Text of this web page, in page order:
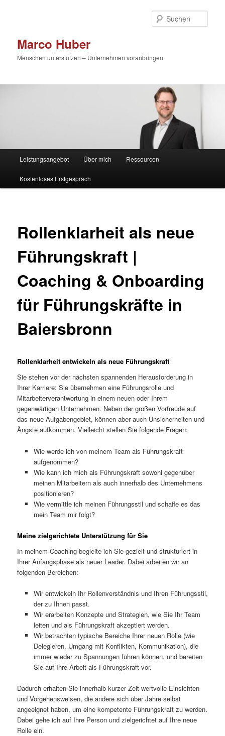
Marco Huber
Menschen unterstützen – Unternehmen voranbringen
Leistungsangebot Über mich Ressourcen
Kostenloses Erstgespräch
Rollenklarheit als neue
Führungskraft |
Coaching & Onboarding
für Führungskräfte in
Baiersbronn
Rollenklarheit entwickeln als neue Führungskraft
Sie stehen vor der nächsten spannenden Herausforderung in
Ihrer Karriere: Sie übernehmen eine Führungsrolle und
Mitarbeiterverantwortung in einem neuen oder Ihrem
gegenwärtigen Unternehmen. Neben der großen Vorfreude auf
das neue Aufgabengebiet, können aber auch Unsicherheiten und
Ängste aufkommen. Vielleicht stellen Sie folgende Fragen:
Wie werde ich von meinem Team als Führungskraft
aufgenommen?
Wie kann ich mich als Führungskraft sowohl gegenüber
meinen Mitarbeitern als auch innerhalb des Unternehmens
positionieren?
Wie vermittle ich meinen Führungsstil und schaffe es das
mein Team mir folgt?
Meine zielgerichtete Unterstützung für Sie
In meinem Coaching begleite ich Sie gezielt und strukturiert in
Ihrer Anfangsphase als neuer Leader. Dabei arbeiten wir an
folgenden Bereichen:
Wir entwickeln Ihr Rollenverständnis und Ihren Führungsstil,
der zu Ihnen passt.
Wir erarbeiten Konzepte und Strategien, wie Sie Ihr Team
leiten und als Führungskraft akzeptiert werden.
Wir betrachten typische Bereiche Ihrer neuen Rolle (wie
Delegieren, Umgang mit Konflikten, Kommunikation), die
immer wieder zu Spannungen führen können, und bereiten
Sie auf Ihre Arbeit als Führungskraft vor.
Dadurch erhalten Sie innerhalb kurzer Zeit wertvolle Einsichten
und Vorgehensweisen, die andere sich über Jahre selbst
angeeignet haben, um eine kompetente Führungskraft zu werden.
Dabei gehe ich auf Ihre Person und zielgerichtet auf Ihre neue
Rolle ein.